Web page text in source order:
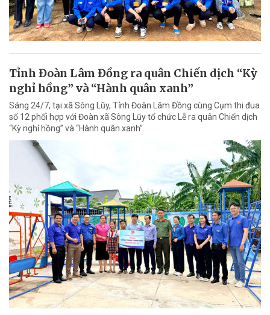
Tỉnh Đoàn Lâm Đồng ra quân Chiến dịch “Kỳ
nghỉ hồng” và “Hành quân xanh”
Sáng 24/7, tại xã Sông Lũy, Tỉnh Đoàn Lâm Đồng cùng Cụm thi đua
số 12 phối hợp với Đoàn xã Sông Lũy tổ chức Lễ ra quân Chiến dịch
“Kỳ nghỉ hồng” và “Hành quân xanh”.